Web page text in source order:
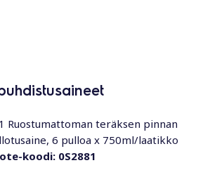
koodi:0S2881
Ruostumattoman teräksen pinnan
6 pulloa x 750ml/laatikko